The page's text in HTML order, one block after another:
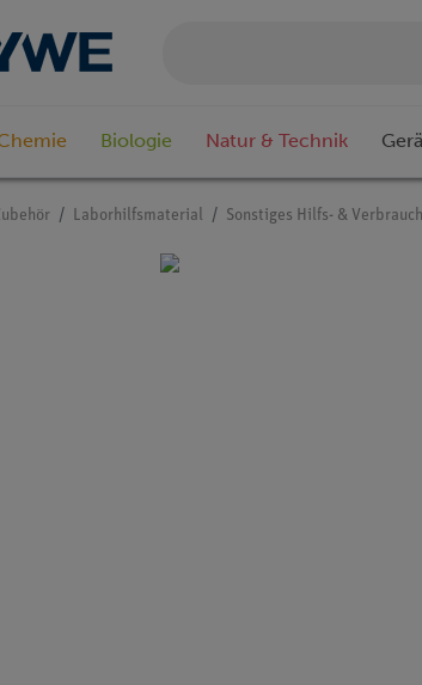
Biologie Natur & Technik
Laborhilfsmaterial Sonstiges Hilfs- &